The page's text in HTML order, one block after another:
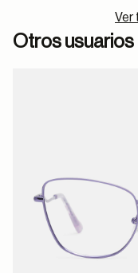
Ver
Otros usuarios